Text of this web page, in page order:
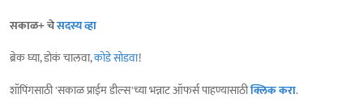
सकाळ+ चेसदस्य व्हा
ब्रेक घ्या, डोकं चालवा,कोडे सोडवा!
शॉपिंगसाठी 'सकाळ प्राईम डील्स'च्या भन्नाट ऑफर्स पाहण्यासाठीक्लिक करा.